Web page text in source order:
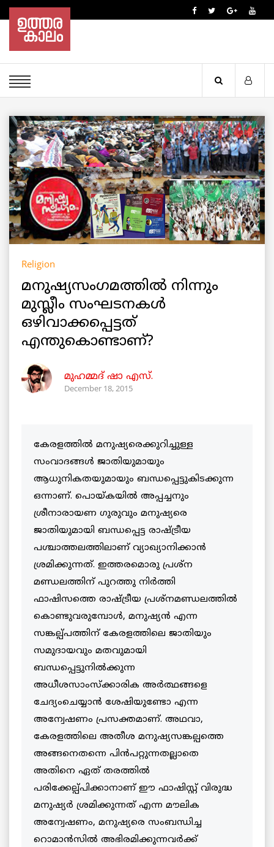
Religion
മനുഷ്യസംഗമത്തില്‍ നിന്നും
മുസ്ലീം സംഘടനകള്‍
ഒഴിവാക്കപ്പെട്ടത്
എന്തുകൊണ്ടാണ്?
മുഹമ്മദ് ഷാ എസ്.
December 18, 2015
കേരളത്തില്‍ മനുഷ്യരെക്കുറിച്ചുള്ള
സംവാദങ്ങള്‍ ജാതിയുമായും
ആധുനികതയുമായും ബന്ധപ്പെട്ടുകിടക്കുന്ന
ഒന്നാണ്. പൊയ്കയില്‍ അപ്പച്ചനും
ശ്രീനാരായണ ഗുരുവും മനുഷ്യരെ
ജാതിയുമായി ബന്ധപ്പെട്ട രാഷ്ട്രീയ
പശ്ചാത്തലത്തിലാണ് വ്യാഖ്യാനിക്കാന്‍
ശ്രമിക്കുന്നത്. ഇത്തരമൊരു പ്രശ്‌ന
മണ്ഡലത്തിന് പുറത്തു നിര്‍ത്തി
ഫാഷിസത്തെ രാഷ്ട്രീയ പ്രശ്‌നമണ്ഡലത്തില്‍
കൊണ്ടുവരുമ്പോള്‍, മനുഷ്യന്‍ എന്ന
സങ്കല്പ്പത്തിന് കേരളത്തിലെ ജാതിയും
സമുദായവും മതവുമായി
ബന്ധപ്പെട്ടുനില്‍ക്കുന്ന
അധീശസാംസ്‌ക്കാരിക അര്‍ത്ഥങ്ങളെ
ചേദ്യംചെയ്യാന്‍ ശേഷിയുണ്ടോ എന്ന
അന്വേഷണം പ്രസക്തമാണ്. അഥവാ,
കേരളത്തിലെ അതീശ മനുഷ്യസങ്കല്പത്തെ
അങ്ങനെതന്നെ പിന്‍പറ്റുന്നതല്ലാതെ
അതിനെ ഏത് തരത്തില്‍
പരിക്കേല്പ്പിക്കാനാണ് ഈ ഫാഷിസ്റ്റ് വിരുദ്ധ
മനുഷ്യര്‍ ശ്രമിക്കുന്നത് എന്ന മൗലിക
അന്വേഷണം, മനുഷ്യരെ സംബന്ധിച്ച
റൊമാന്‍സില്‍ അഭിരമിക്കുന്നവര്‍ക്ക്